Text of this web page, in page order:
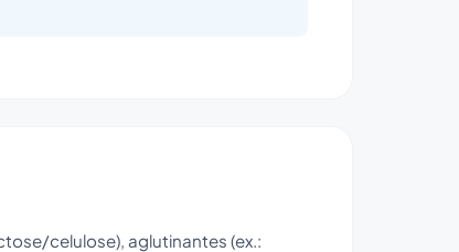
celulose), aglutinantes (ex.: